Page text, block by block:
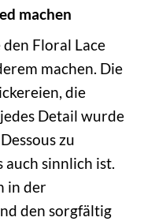
machen
Floral Lace
machen. Die
die
Detail wurde
zu
auch sinnlich ist.
in der
den sorgfältig